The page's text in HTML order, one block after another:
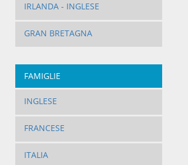
IRLANDA - INGLESE
GRAN BRETAGNA
FAMIGLIE
INGLESE
FRANCESE
ITALIA